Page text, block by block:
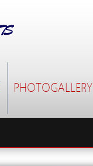
PHOTOGALLERY